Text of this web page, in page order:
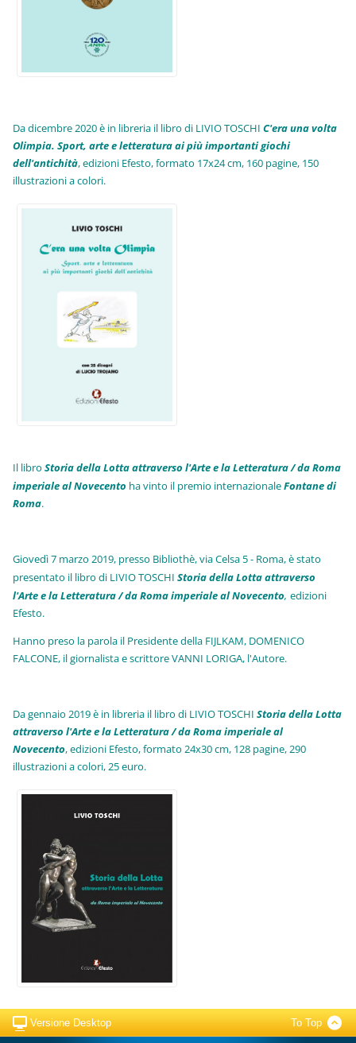
Da dicembre 2020 è in libreria il libro di LIVIO TOSCHIC'era una volta
Olimpia. Sport, arte e letteratura ai più importanti giochi
dell'antichità,edizioni Efesto, formato 17x24 cm, 160 pagine, 150
illustrazioni a colori.
Il libroStoria della Lotta attraverso l'Arte e la Letteratura / da Roma
imperiale al Novecento ha vinto il premio internazionaleFontane di
Roma.
Giovedì 7 marzo 2019, presso Bibliothè, via Celsa 5 - Roma, è stato
presentato il libro di LIVIO TOSCHIStoria della Lotta attraverso
l'Arte e la Letteratura / da Roma imperiale al Novecento, edizioni
Efesto.
Hanno preso la parola il Presidente della FIJLKAM, DOMENICO
FALCONE, il giornalista e scrittore VANNI LORIGA, l'Autore.
Da gennaio 2019 è in libreria il libro di LIVIO TOSCHIStoria della Lotta
attraverso l'Arte e la Letteratura / da Roma imperiale al
Novecento, edizioni Efesto, formato 24x30 cm, 128 pagine, 290
illustrazioni a colori, 25 euro.
Versione Desktop To Top